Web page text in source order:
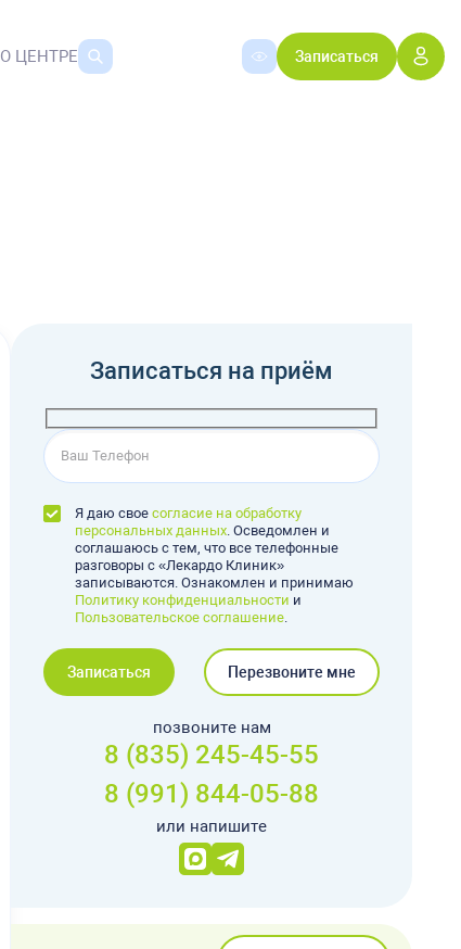
О ЦЕНТРЕ Записаться
Записаться на приём
Я даю свое согласие на обработку
персональных данных . Осведомлен и
соглашаюсь с тем, что все телефонные
разговоры с «Лекардо Клиник»
записываются. Ознакомлен и принимаю
Политику конфиденциальности и
Пользовательское соглашение
Записаться Перезвоните мне
позвоните нам
8 (835) 245-45-55
8 (991) 844-05-88
или напишите